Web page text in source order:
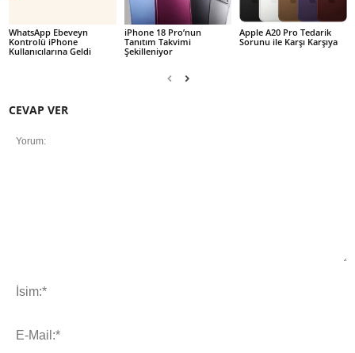
WhatsApp Ebeveyn
Kontrolü iPhone
Kullanıcılarına Geldi
iPhone 18 Pro’nun
Tanıtım Takvimi
Şekilleniyor
Apple A20 Pro Tedarik
Sorunu ile Karşı Karşıya
CEVAP VER